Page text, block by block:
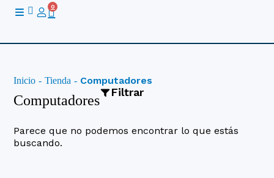
0
Cart
Inicio - Tienda - Computadores
Computadores
Filtrar
Parece que no podemos encontrar lo que estás
buscando.